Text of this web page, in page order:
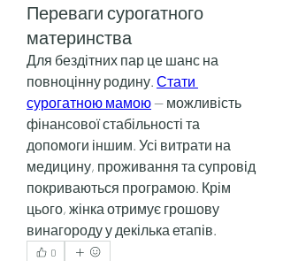
Переваги сурогатного
материнства
Для бездітних пар це шанс на
повноцінну родину. Стати
сурогатною мамою — можливість
фінансової стабільності та
допомоги іншим. Усі витрати на
медицину, проживання та супровід
покриваються програмою. Крім
цього, жінка отримує грошову
винагороду у декілька етапів.
0